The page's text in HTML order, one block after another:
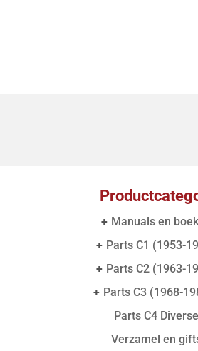
+ Manuals en
+ Parts C1 (1953-
+ Parts C2 (1963-
+ Parts C3 (1968-
Parts C4
Verzamel en